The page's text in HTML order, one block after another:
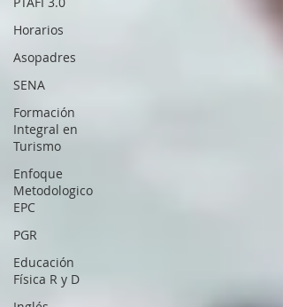
Horarios
Asopadres
SENA
Formación
Integral en
Turismo
Enfoque
Metodologico
EPC
PGR
Educación
Física R y D